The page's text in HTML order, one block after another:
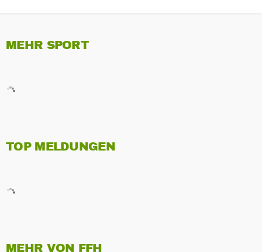
MEHR SPORT
TOP MELDUNGEN
MEHR VON FFH